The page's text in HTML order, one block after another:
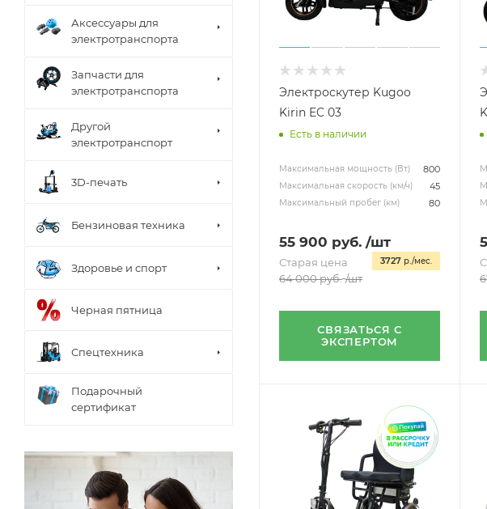
Электроскутер Kugoo
Kirin EC 03
Есть в наличии
Максимальная мощность (Вт) 800
Максимальная скорость (км/ч) 45
Максимальный пробег (км) 80
55 900 руб. /шт
3727 р./мес.
Старая цена
64 000руб. /шт
СВЯЗАТЬСЯ С
ЭКСПЕРТОМ
Аксессуары для
электротранспорта
Запчасти для
электротранспорта
Другой
электротранспорт
3D-печать
Бензиновая техника
Здоровье и спорт
Черная пятница
Спецтехника
Подарочный
сертификат